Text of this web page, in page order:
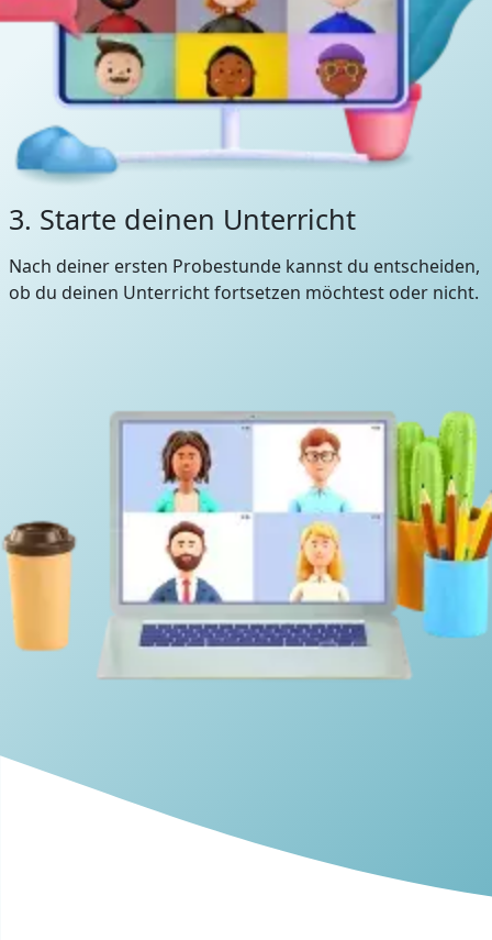
3. Starte deinen Unterricht
Nach deiner ersten Probestunde kannst du entscheiden,
ob du deinen Unterricht fortsetzen möchtest oder nicht.